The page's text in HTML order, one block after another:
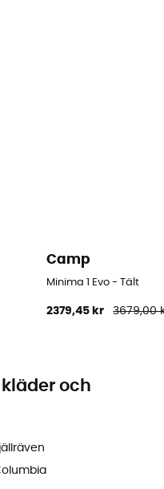
Camp
Minima 1 Evo - Tält
2379,45 kr 3679,00
och